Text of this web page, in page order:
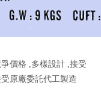
價格 ,多樣設計 ,接受
原廠委託代工製造